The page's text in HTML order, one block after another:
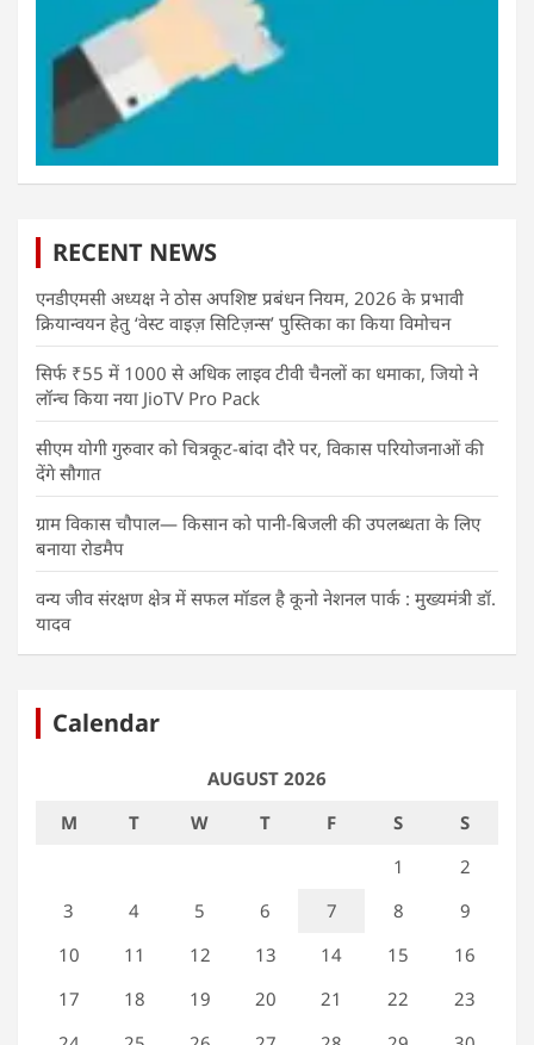
RECENT NEWS
एनडीएमसी अध्यक्ष ने ठोस अपशिष्ट प्रबंधन नियम, 2026 के प्रभावी
क्रियान्वयन हेतु ‘वेस्ट वाइज़ सिटिज़न्स’ पुस्तिका का किया विमोचन
सिर्फ ₹55 में 1000 से अधिक लाइव टीवी चैनलों का धमाका, जियो ने
लॉन्च किया नया JioTV Pro Pack
सीएम योगी गुरुवार को चित्रकूट-बांदा दौरे पर, विकास परियोजनाओं की
देंगे सौगात
ग्राम विकास चौपाल— किसान को पानी-बिजली की उपलब्धता के लिए
बनाया रोडमैप
वन्य जीव संरक्षण क्षेत्र में सफल मॉडल है कूनो नेशनल पार्क : मुख्यमंत्री डॉ.
यादव
Calendar
AUGUST 2026
M
T W T F S
S
1
2
3
4 5 6 7 8
9
10
11 12 13 14 15
16
17
18 19 20 21 22
23